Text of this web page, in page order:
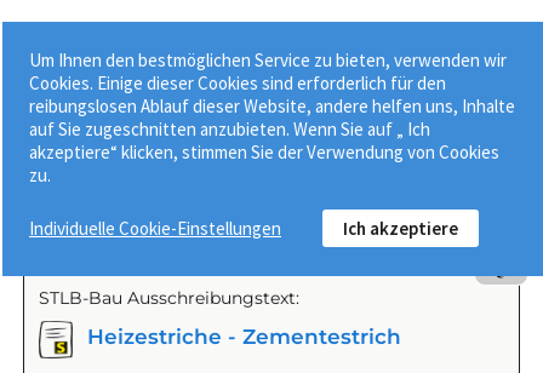
"Heizestrich (H)"
Aktuelle, VOB-konforme und herstellerneutrale
Ausschreibungstexte direkt für Ihre
STLB-Bau Ausschreibungstext:
Heizestriche - Zementestrich
Um Ihnen den bestmöglichen Service zu bieten, verwenden wir
Cookies. Einige dieser Cookies sind erforderlich für den
reibungslosen Ablauf dieser Website, andere helfen uns, Inhalte
auf Sie zugeschnitten anzubieten. Wenn Sie auf „ Ich
akzeptiere“ klicken, stimmen Sie der Verwendung von Cookies
zu.
Individuelle Cookie-Einstellungen Ich akzeptiere